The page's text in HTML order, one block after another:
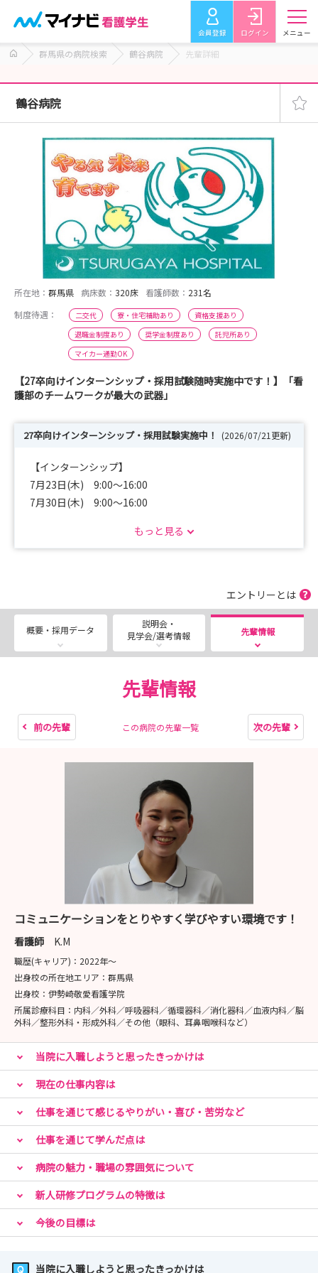
会員登録 ログイン メニュー
群馬県の病院検索 鶴谷病院 先輩詳細
鶴谷病院
所在地： 群馬県 病床数： 320床 看護師数： 231名
制度待遇：
二交代 寮・住宅補助あり
資格支援あり
退職金制度あり
奨学金制度あり
託児所あり
マイカー通勤OK
【27卒向けインターンシップ・採用試験随時実施中です！】「看
護部のチームワークが最大の武器」
27卒向けインターンシップ・採用試験実施中！ (2026/07/21更新)
【インターンシップ】
7月23日(木) 9:00～16:00
7月30日(木) 9:00～16:00
8月13日(木) 9:00～16:00
※昼食は当院でご用意いたします！
※忙しい方は半日参加など調整可能ですのでご相談くださ
第4回：8月8日(土) 9:30～12:00
第5回：9月19日(土) 9:30～12:00
※応募締め切りは2週間前までとなっておりますので早め
皆様のご参加を心よりお待ちしております！
もっと見る
エントリーとは
概要・採用データ
説明会・
見学会/選考情報
先輩情報
先輩情報
前の先輩 この病院の先輩一覧 次の先輩
コミュニケーションをとりやすく学びやすい環境です！
看護師 K.M
職歴(キャリア)： 2022年〜
出身校の所在地エリア： 群馬県
出身校： 伊勢崎敬愛看護学院
所属診療科目： 内科／外科／呼吸器科／循環器科／消化器科／血液内科／脳
外科／整形外科・形成外科／その他（眼科、耳鼻咽喉科など）
当院に入職しようと思ったきっかけは
現在の仕事内容は
仕事を通じて感じるやりがい・喜び・苦労など
仕事を通じて学んだ点は
病院の魅力・職場の雰囲気について
新人研修プログラムの特徴は
今後の目標は
当院に入職しようと思ったきっかけは